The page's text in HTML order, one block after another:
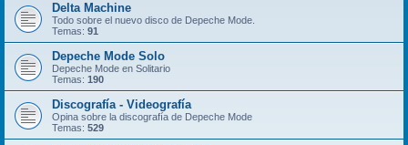
Delta Machine
Todo sobre el nuevo disco de Depeche Mode.
Temas: 91
Depeche Mode Solo
Depeche Mode en Solitario
Temas: 190
Discografía - Videografía
Opina sobre la discografía de Depeche Mode
Temas: 529